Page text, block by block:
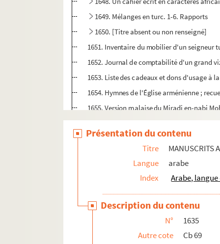
1649. Mélanges en turc. 1-6. Rapports
1650. [Titre absent ou non renseigné]
1651. Inventaire du mobilier d'un seigneur
1652. Journal de comptabilité d'un grand
1653. Liste des cadeaux et dons d'usage
1654. Hymnes de l'Église arménienne ;
1655. Version malaise du Miradj en-nabi
1656. Version malaise du Miradj en-nabi
Présentation du contenu
Titre
MANUSCRITS
Langue
arabe
Index
Arabe,
Description du contenu
N°
1635
Autre cote
Cb 69